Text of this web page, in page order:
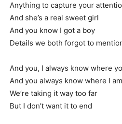
Anything to capture your
And she’s a real sweet girl
And you know I got a boy
Details we both forgot to
And you, I always know where
And you always know where I am
We’re taking it way too far
But I don’t want it to end